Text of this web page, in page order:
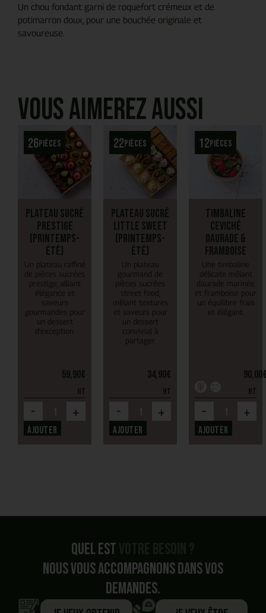
Un chou fondant garni de roquefort crémeux et de
potimarron doux, pour une bouchée originale et
savoureuse.
Vous aimerez aussi
26pièces
Plateau Sucré
Prestige
(Printemps-
Été)
Un plateau raffiné
de pièces sucrées
prestige, alliant
élégance et
saveurs
gourmandes pour
un dessert
d’exception.
59,90€
HT
- +
Ajouter
22pièces
Plateau Sucré
Little Sweet
(Printemps-
Été)
Un plateau
gourmand de
pièces sucrées
street food,
mêlant textures
et saveurs pour
un dessert
convivial à
partager.
34,90€
HT
- +
Ajouter
12pièces
Timbaline
Ceviché
daurade &
framboise
Une timbaline
délicate mêlant
daurade marinée
et framboise pour
un équilibre frais
et élégant.
90,00
HT
- +
Ajouter
Quel est
Nous vous accompagnons dans vos
demandes.